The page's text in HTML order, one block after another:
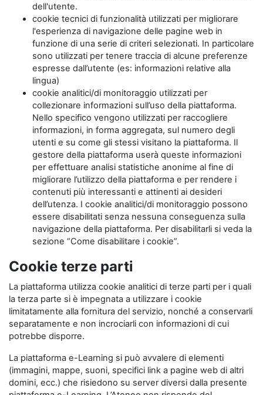
dell'utente.
cookie tecnici di funzionalità utilizzati per migliorare
l'esperienza di navigazione delle pagine web in
funzione di una serie di criteri selezionati. In particolare
sono utilizzati per tenere traccia di alcune preferenze
espresse dall’utente (es: informazioni relative alla
lingua)
cookie analitici/di monitoraggio utilizzati per
collezionare informazioni sull’uso della piattaforma.
Nello specifico vengono utilizzati per raccogliere
informazioni, in forma aggregata, sul numero degli
utenti e su come gli stessi visitano la piattaforma. Il
gestore della piattaforma userà queste informazioni
per effettuare analisi statistiche anonime al fine di
migliorare l’utilizzo della piattaforma e per rendere i
contenuti più interessanti e attinenti ai desideri
dell’utenza. I cookie analitici/di monitoraggio possono
essere disabilitati senza nessuna conseguenza sulla
navigazione della piattaforma. Per disabilitarli si veda la
sezione “Come disabilitare i cookie”.
Cookie terze parti
La piattaforma utilizza cookie analitici di terze parti per i quali
la terza parte si è impegnata a utilizzare i cookie
limitatamente alla fornitura del servizio, nonché a conservarli
separatamente e non incrociarli con informazioni di cui
potrebbe disporre.
La piattaforma e-Learning si può avvalere di elementi
(immagini, mappe, suoni, specifici link a pagine web di altri
domini, ecc.) che risiedono su server diversi dalla presente